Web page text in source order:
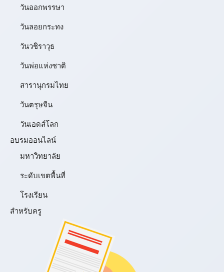
วันออกพรรษา
วันลอยกระทง
วันวชิราวุธ
วันพ่อแห่งชาติ
สารานุกรมไทย
วันตรุษจีน
วันเอดส์โลก
อบรมออนไลน์
มหาวิทยาลัย
ระดับเขตพื้นที่
โรงเรียน
สำหรับครู